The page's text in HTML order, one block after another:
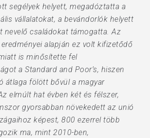
segélyek helyett, megadóztatta a
vállalatokat, a bevándorlók helyett
nevelő családokat támogatta. Az
alapján ez volt kifizetődő
is minősítette fel
a Standard and Poor’s, hiszen
átlaga fölött bővül a magyar
elmúlt hat évben két és félszer,
gyorsabban növekedett az unió
képest, 800 ezerrel több
ma, mint 2010-ben,